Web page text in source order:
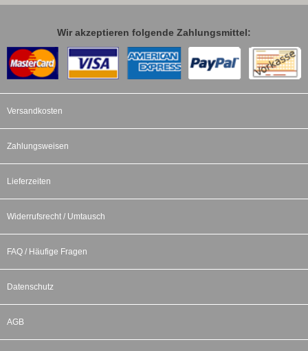
Wir akzeptieren folgende Zahlungsmittel:
Versandkosten
Zahlungsweisen
Lieferzeiten
Widerrufsrecht / Umtausch
FAQ / Häufige Fragen
Datenschutz
AGB